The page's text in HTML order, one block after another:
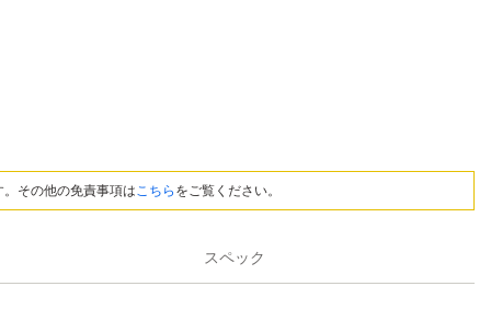
その他の免責事項はこちら をご覧ください。
スペック